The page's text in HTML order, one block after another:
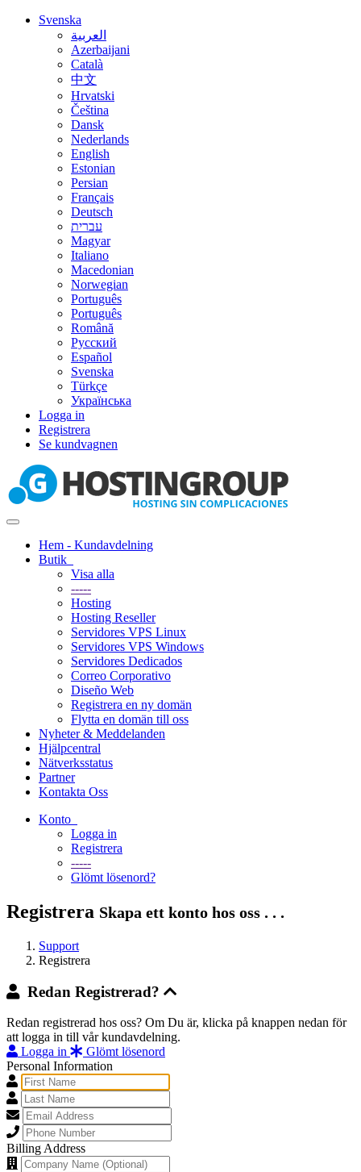
Svenska
العربية
Azerbaijani
Català
中文
Hrvatski
Čeština
Dansk
Nederlands
English
Estonian
Persian
Français
Deutsch
עברית
Magyar
Italiano
Macedonian
Norwegian
Português
Português
Română
Русский
Español
Svenska
Türkçe
Українська
Logga in
Registrera
Se kundvagnen
Toggle
navigationHem - Kundavdelning
Butik
Visa alla
-----
Hosting
Hosting Reseller
Servidores VPS Linux
Servidores VPS Windows
Servidores Dedicados
Correo Corporativo
Diseño Web
Registrera en ny domän
Flytta en domän till oss
Nyheter & Meddelanden
Hjälpcentral
Nätverksstatus
Partner
Kontakta Oss
Konto
Logga in
Registrera
-----
Glömt lösenord?
Registrera Skapa ett konto hos oss . . .
Support
Registrera
Redan Registrerad?
Redan registrerad hos oss? Om Du är, klicka på knappen nedan för
att logga in till vår kundavdelning.
Logga in
Glömt lösenord
Personal Information
Billing Address